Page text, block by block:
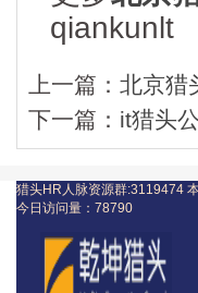
qiankunlt
上一篇： 北京猎
下一篇： it猎头
猎头HR人脉资源群:3119474
今日访问量： 78790